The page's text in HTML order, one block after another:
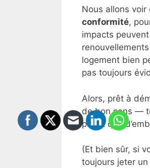
Nous allons
conformité,
impacts
logement bien
pas toujours
Alors, prêt à
de bon sens —
plutôt que
(Et bien sûr, si
toujours jeter